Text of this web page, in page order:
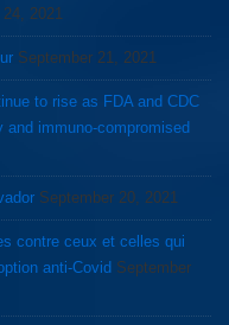
2021
September 21, 2021
and immuno-compromised
September 20, 2021
contre ceux et celles qui
anti-Covid September